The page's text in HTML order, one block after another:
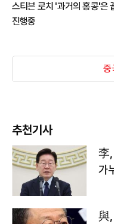
스티븐 로치 '과거의 홍콩'은
진행중
중
추천기사
李,
가
與,